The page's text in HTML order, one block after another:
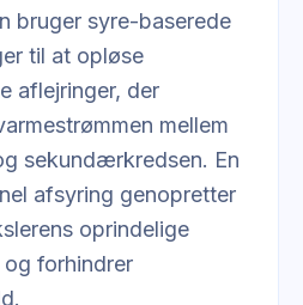
bruger syre-baserede
til at opløse
aflejringer, der
mellem
sekundærkredsen. En
afsyring genopretter
oprindelige
forhindrer